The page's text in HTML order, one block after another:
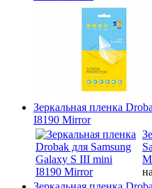
Зеркальная пленка
I8190 Mirror